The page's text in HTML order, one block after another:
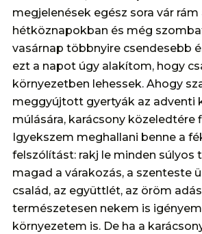
megjelenések egész sora vár rám
hétköznapokban és még
vasárnap többnyire csendesebb
ezt a napot úgy alakítom, hogy
környezetben lehessek. Ahogy
meggyújtott gyertyák az adventi
múlására, karácsony közeledtére
Igyekszem meghallani benne a
felszólítást: rakj le minden súlyos
magad a várakozás, a szenteste
család, az együttlét, az öröm
természetesen nekem is
környezetem is. De ha a